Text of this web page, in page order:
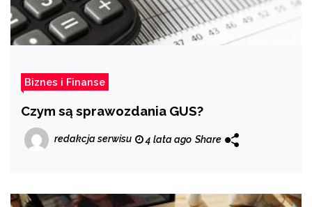
Biznes i Finanse
Czym są sprawozdania GUS?
redakcja serwisu 4 lata ago Share